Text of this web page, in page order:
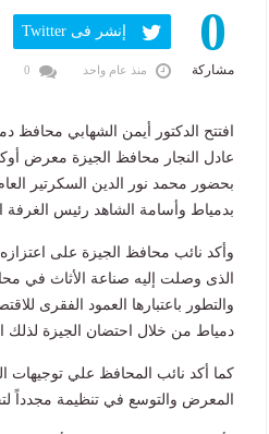
0
مشاركة
إنشر فى Twitter
منذ عام واحد
افتتح الدكتور أيمن الشهابي محافظ
عادل النجار محافظ الجيزة معرض
بحضور محمد نور الدين السكرتير
بدمياط وأسامة الشاهد رئيس الغرفة
وأكد نائب محافظ الجيزة على
الذى وصلت إليه صناعة الأثاث في
والتطور باعتبارها العمود الفقرى
دمياط من خلال احتضان الجيزة لذلك
كما أكد نائب المحافظ علي توجيهات
المعرض والتوسع في تنظيمة مجدداً